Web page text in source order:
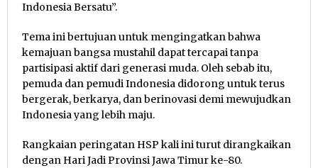
Indonesia Bersatu”.
Tema ini bertujuan untuk mengingatkan bahwa
kemajuan bangsa mustahil dapat tercapai tanpa
partisipasi aktif dari generasi muda. Oleh sebab itu,
pemuda dan pemudi Indonesia didorong untuk terus
bergerak, berkarya, dan berinovasi demi mewujudkan
Indonesia yang lebih maju.
Rangkaian peringatan HSP kali ini turut dirangkaikan
dengan Hari Jadi Provinsi Jawa Timur ke-80.